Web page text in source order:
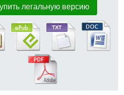
легальную версию